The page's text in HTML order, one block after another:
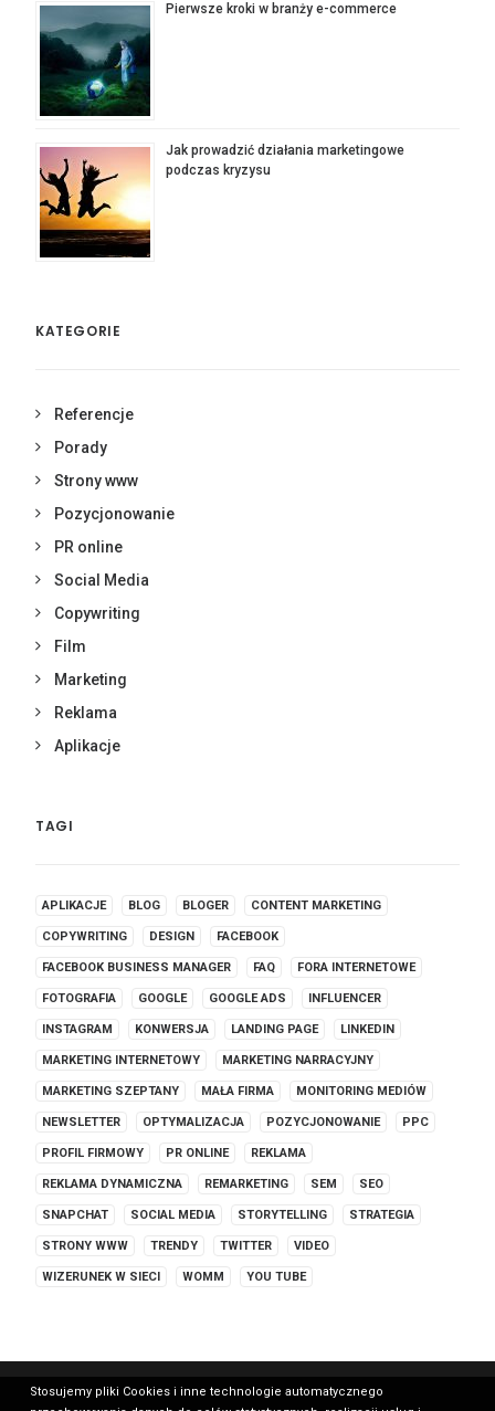
Pierwsze kroki w branży e-commerce
Jak prowadzić działania marketingowe
podczas kryzysu
KATEGORIE
Referencje
Porady
Strony www
Pozycjonowanie
PR online
Social Media
Copywriting
Film
Marketing
Reklama
Aplikacje
TAGI
APLIKACJE BLOG BLOGER CONTENT MARKETING
COPYWRITING DESIGN FACEBOOK
FACEBOOK BUSINESS MANAGER FAQ FORA INTERNETOWE
FOTOGRAFIA GOOGLE GOOGLE ADS INFLUENCER
INSTAGRAM KONWERSJA LANDING PAGE LINKEDIN
MARKETING INTERNETOWY MARKETING NARRACYJNY
MARKETING SZEPTANY MAŁA FIRMA MONITORING MEDIÓW
NEWSLETTER OPTYMALIZACJA POZYCJONOWANIE PPC
PROFIL FIRMOWY PR ONLINE REKLAMA
REKLAMA DYNAMICZNA REMARKETING SEM SEO
SNAPCHAT SOCIAL MEDIA STORYTELLING STRATEGIA
STRONY WWW TRENDY TWITTER VIDEO
WIZERUNEK W SIECI WOMM YOU TUBE
Stosujemy pliki Cookies i inne technologie automatycznego